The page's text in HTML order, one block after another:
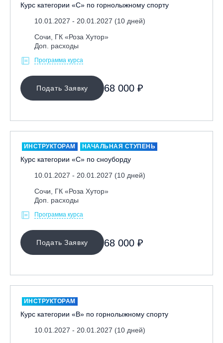
Комсомольск-на-Амуре, ГЛК «Холдоми»
Красноярск, ФП «Бобровый лог»
Ленинградская обл., ГЛК «Золотая долина»
Ленинградская обл., ЦАО «Туутари Парк»
Миасс, ГЛК «Солнечная Долина»
Мончегорск, ГК «ЛАПАРК»
Москва, Парк «Ходынское поле»
Москва, СК «Кант»
Москва, Скалодром "Атмосфера"
Москва, СЭК «Лата Трэк»
Москва, ул. Олеко Дундича 19/15
Московская обл., ВГК «Лисья Гора»
Московская обл., ГК Леонида Тягачёва
Московская обл., ГЛК «Красная Горка»
Московская обл., п. Чулково, ГК «Гая Северина»
Пермский край., ГЛЦ «Губаха»
Курс категории «С» по горнолыжному спорту
10.01.2027 - 20.01.2027 (10 дней)
Сочи, ГК «Роза Хутор»
Доп. расходы
Программа курса
Подать Заявку 68 000 ₽
ИНСТРУКТОРАМ НАЧАЛЬНАЯ СТУПЕНЬ
Курс категории «С» по сноуборду
10.01.2027 - 20.01.2027 (10 дней)
Сочи, ГК «Роза Хутор»
Доп. расходы
Программа курса
Подать Заявку 68 000 ₽
ИНСТРУКТОРАМ
Курс категории «В» по горнолыжному спорту
10.01.2027 - 20.01.2027 (10 дней)